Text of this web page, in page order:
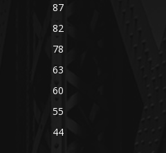
87
82
78
63
60
55
44